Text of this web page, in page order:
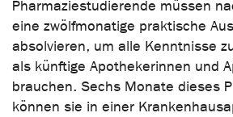
Pharmaziestudierende müssen
eine zwölfmonatige praktische
absolvieren, um alle Kenntnisse
als künftige Apothekerinnen und
brauchen. Sechs Monate dieses
können sie in einer